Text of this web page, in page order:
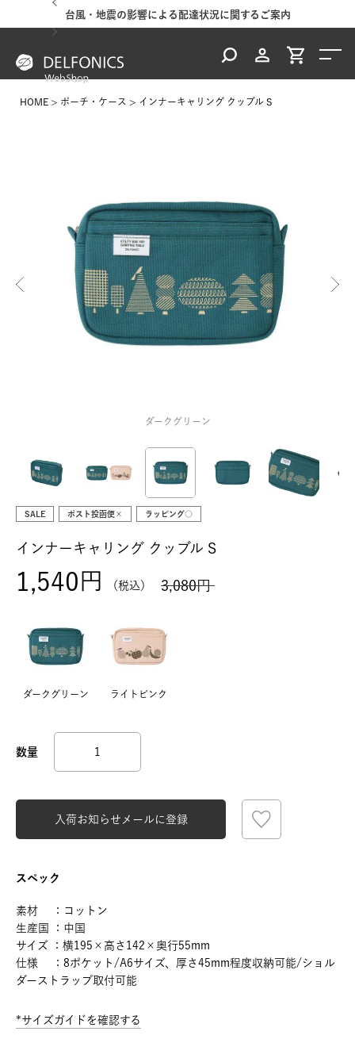
台風・地震の影響による配達状況に関するご案内
HOME ポーチ・ケース インナーキャリング クッブル S
ダークグリーン
SALE ポスト投函便× ラッピング○
インナーキャリング クッブル S
3,080
1,540 税込
ダークグリーン ライトピンク
入荷お知らせメールに登録
スペック
素材 ：コットン
生産国 ：中国
サイズ ：横195×高さ142×奥行55mm
仕様 ：8ポケット/A6サイズ、厚さ45mm程度収納可能/ショル
ダーストラップ取付可能
*サイズガイドを確認する